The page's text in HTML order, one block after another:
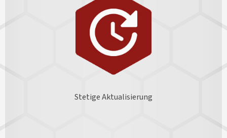
Stetige Aktualisierung